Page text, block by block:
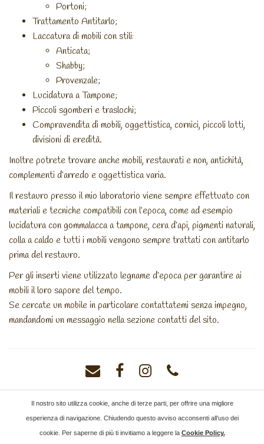
Portoni;
Trattamento Antitarlo;
Laccatura di mobili con stili:
Anticata;
Shabby;
Provenzale;
Lucidatura a Tampone;
Piccoli sgomberi e traslochi;
Compravendita di mobili, oggettistica, cornici, piccoli lotti,
divisioni di eredità.
Inoltre potrete trovare anche mobili, restaurati e non, antichità,
complementi d’arredo e oggettistica varia.
Il restauro presso il mio laboratorio viene sempre effettuato con
materiali e tecniche compatibili con l’epoca, come ad esempio
lucidatura con gommalacca a tampone, cera d’api, pigmenti naturali,
colla a caldo e tutti i mobili vengono sempre trattati con antitarlo
prima del restauro.
Per gli inserti viene utilizzato legname d’epoca per garantire ai
mobili il loro sapore del tempo.
Se cercate un mobile in particolare contattatemi senza impegno,
mandandomi un messaggio nella sezione contatti del sito.
I SEGNI DEL TEMPO DI PERUTA MATTEO
Alzano Lombardo (BG) - Telefono: 338 96 20 391 - e-mail:
segnideltempo@gmail.com
Il nostro sito utilizza cookie, anche di terze parti, per offrire una migliore
esperienza di navigazione. Chiudendo questo avviso acconsenti all’uso dei
cookie. Per saperne di più ti invitiamo a leggere la Cookie Policy.